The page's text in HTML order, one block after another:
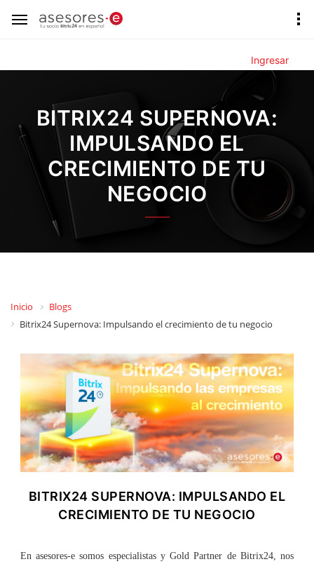
Ingresar
BITRIX24 SUPERNOVA:
IMPULSANDO EL
CRECIMIENTO DE TU
NEGOCIO
Inicio
Blogs
Bitrix24 Supernova: Impulsando el crecimiento de tu negocio
BITRIX24 SUPERNOVA: IMPULSANDO EL
CRECIMIENTO DE TU NEGOCIO
En asesores-e somos especialistas y Gold Partner de Bitrix24, nos